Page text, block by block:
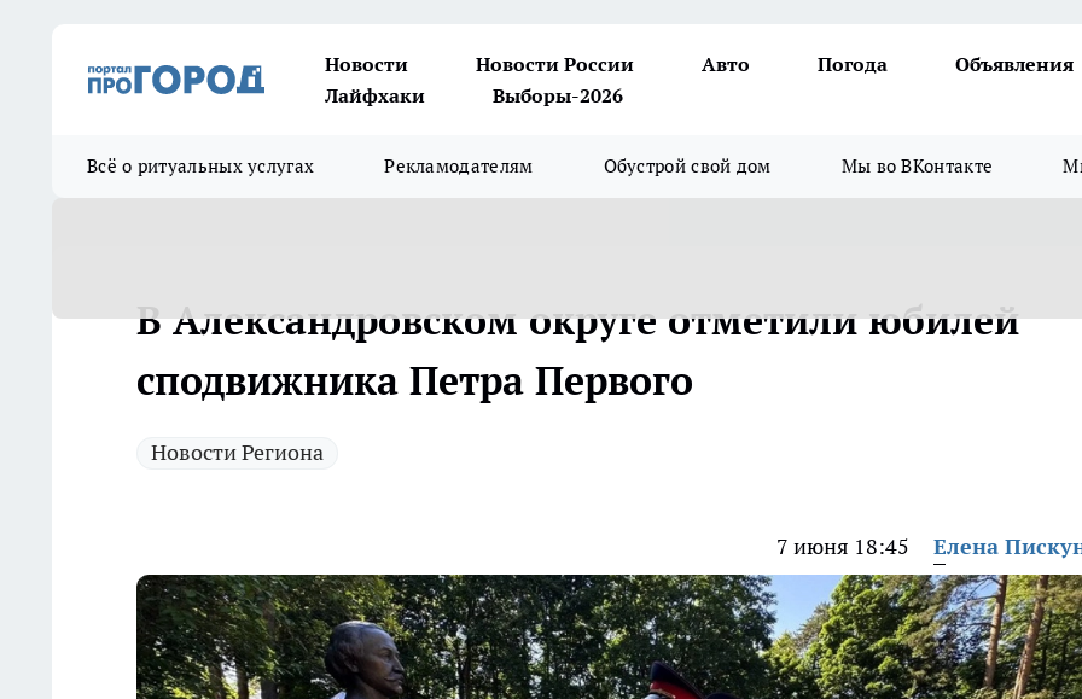
Новости Новости России Авто Погода
Объявления
Лайфхаки
Выборы-2026
Всё о ритуальных услугах Рекламодателям Обустрой свой дом Мы во ВКонтакте
В Александровском округе отметили юбилей
сподвижника Петра Первого
Новости Региона
7 июня 18:45 Елена